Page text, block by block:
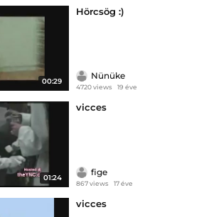
00:29
Hörcsög :)
Nünüke
4720 views 19 éve
01:24
vicces
fige
867 views 17 éve
vicces